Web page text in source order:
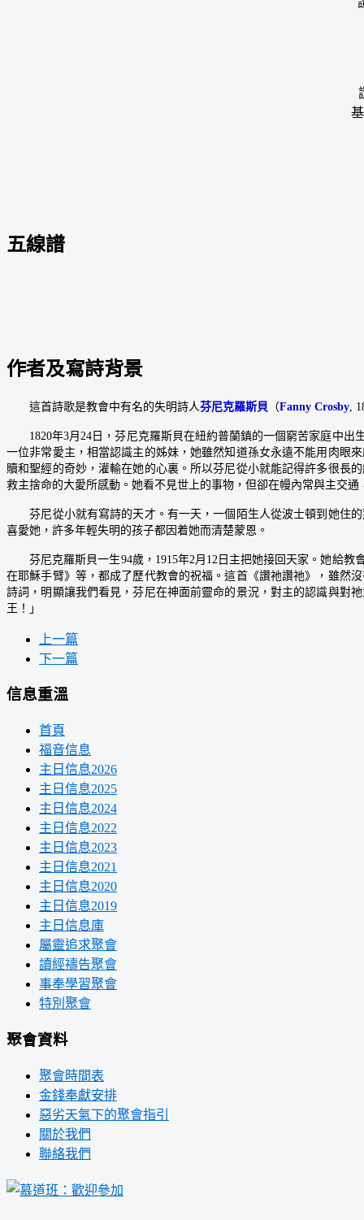
五線譜
作者及寫詩背景
這首詩歌是教會中有名的失明詩人芬尼克羅斯貝 （Fanny Crosby ,
1820年3月24日，芬尼克羅斯貝在紐約普蘭鎮的一個窮苦家庭中出
一位非常愛主，相當認識主的姊妹，她雖然知道孫女永遠不能用肉眼
贖和聖經的奇妙，灌輸在她的心裏。所以芬尼從小就能記得許多很長
救主捨命的大愛所感動。她看不見世上的事物，但卻在幔內常與主交
芬尼從小就有寫詩的天才。有一天，一個陌生人從波士頓到她住的
喜愛她，許多年輕失明的孩子都因着她而清楚蒙恩。
芬尼克羅斯貝一生94歲，1915年2月12日主把她接回天家。她給教
在耶穌手臂》等，都成了歷代教會的祝福。這首《讚祂讚祂》，雖然
詩詞，明顯讓我們看見，芬尼在神面前靈命的景況，對主的認識與對
王！」
上一篇
下一篇
信息重溫
首頁
福音信息
主日信息2026
主日信息2025
主日信息2024
主日信息2022
主日信息2023
主日信息2021
主日信息2020
主日信息2019
主日信息庫
屬靈追求聚會
讀經禱告聚會
事奉學習聚會
特別聚會
聚會資料
聚會時間表
金錢奉獻安排
惡劣天氣下的聚會指引
關於我們
聯絡我們